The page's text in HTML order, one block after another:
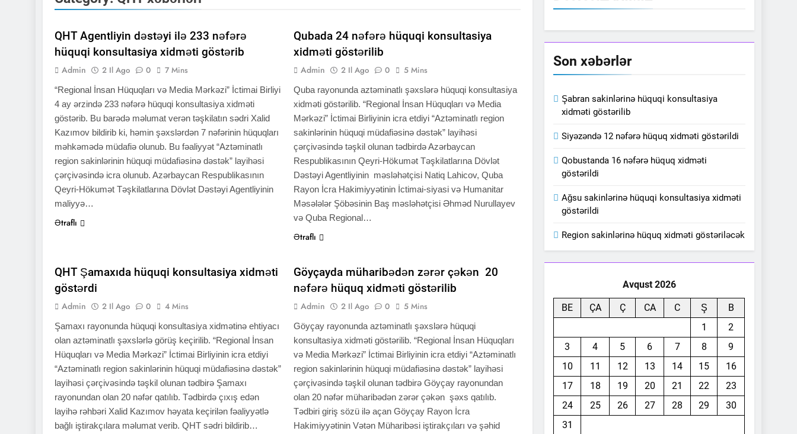
QHT XƏBƏRLƏRI
QHT Agentliyin dəstəyi ilə 233 nəfərə
hüquqi konsultasiya xidməti göstərib
Admin 2 Il Ago 0 7 Mins
“Regional İnsan Hüquqları və Media Mərkəzi” İctimai Birliyi
4 ay ərzində 233 nəfərə hüquqi konsultasiya xidməti
göstərib. Bu barədə məlumat verən təşkilatın sədri Xalid
Kazımov bildirib ki, həmin şəxslərdən 7 nəfərinin hüquqları
məhkəmədə müdafiə olunub. Bu fəaliyyət “Aztəminatlı
region sakinlərinin hüquqi müdafiəsinə dəstək” layihəsi
çərçivəsində icra olunub. Azərbaycan Respublikasının
Qeyri-Hökumət Təşkilatlarına Dövlət Dəstəyi Agentliyinin
maliyyə…
Ətraflı
Qubada 24 nəfərə hüquqi konsultasiya
xidməti göstərilib
Admin 2 Il Ago 0 5 Mins
Quba rayonunda aztəminatlı şəxslərə hüquqi konsultasiya
xidməti göstərilib. “Regional İnsan Hüquqları və Media
Mərkəzi” İctimai Birliyinin icra etdiyi “Aztəminatlı region
sakinlərinin hüquqi müdafiəsinə dəstək” layihəsi
çərçivəsində təşkil olunan tədbirdə Azərbaycan
Respublikasının Qeyri-Hökumət Təşkilatlarına Dövlət
Dəstəyi Agentliyinin məsləhətçisi Natiq Lahicov, Quba
Rayon İcra Hakimiyyətinin İctimai-siyasi və Humanitar
Məsələlər Şöbəsinin Baş məsləhətçisi Əhməd Nurullayev
və Quba Regional…
Ətraflı
QHT Şamaxıda hüquqi konsultasiya xidməti
göstərdi
Admin 2 Il Ago 0 4 Mins
Şamaxı rayonunda hüquqi konsultasiya xidmətinə ehtiyacı
olan aztəminatlı şəxslərlə görüş keçirilib. “Regional İnsan
Hüquqları və Media Mərkəzi” İctimai Birliyinin icra etdiyi
“Aztəminatlı region sakinlərinin hüquqi müdafiəsinə dəstək”
layihəsi çərçivəsində təşkil olunan tədbirə Şamaxı
rayonundan olan 20 nəfər qatılıb. Tədbirdə çıxış edən
layihə rəhbəri Xalid Kazımov həyata keçirilən fəaliyyətlə
bağlı iştirakçılara məlumat verib. QHT sədri bildirib…
Göyçayda müharibədən zərər çəkən 20
nəfərə hüquq xidməti göstərilib
Admin 2 Il Ago 0 5 Mins
Göyçay rayonunda aztəminatlı şəxslərə hüquqi
konsultasiya xidməti göstərilib. “Regional İnsan Hüquqları
və Media Mərkəzi” İctimai Birliyinin icra etdiyi “Aztəminatlı
region sakinlərinin hüquqi müdafiəsinə dəstək” layihəsi
çərçivəsində təşkil olunan tədbirə Göyçay rayonundan
olan 20 nəfər müharibədən zərər çəkən şəxs qatılıb.
Tədbiri giriş sözü ilə açan Göyçay Rayon İcra
Hakimiyyətinin Vətən Müharibəsi iştirakçıları və şəhid
Son xəbərlər
Şabran sakinlərinə hüquqi konsultasiya
xidməti göstərilib
Siyəzəndə 12 nəfərə hüquq xidməti göstərildi
Qobustanda 16 nəfərə hüquq xidməti
göstərildi
Ağsu sakinlərinə hüquqi konsultasiya xidməti
göstərildi
Region sakinlərinə hüquq xidməti göstəriləcək
Avqust 2026
BE ÇA Ç CA C Ş
B
1
2
3
4 5 6 7 8
9
10
11 12 13 14 15
16
17
18 19 20 21 22
23
24
25 26 27 28 29
30
31